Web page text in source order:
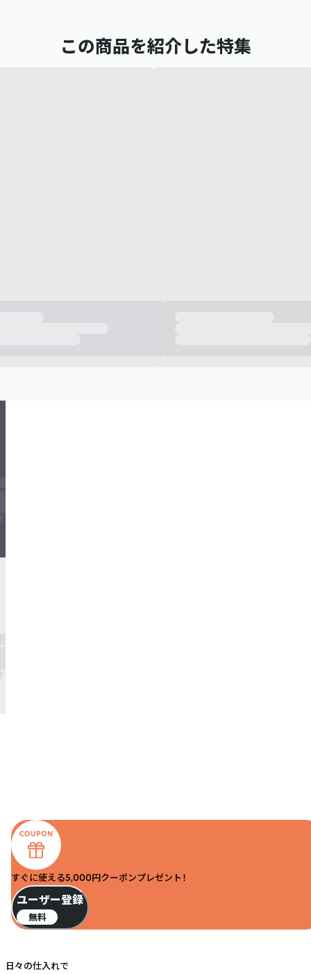
この商品を紹介した特集
すぐに使える5,000円クーポンプレゼント！
ユーザー登録
無料
日々の仕入れで